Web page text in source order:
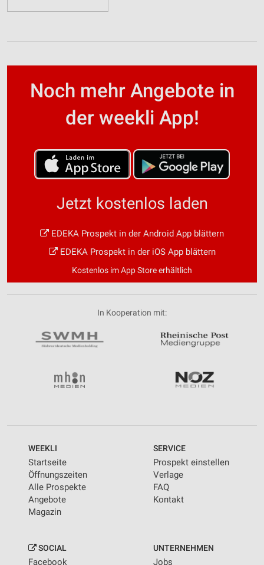
Noch mehr Angebote in
der weekli App!
Jetzt kostenlos laden
EDEKA Prospekt in der Android App blättern
EDEKA Prospekt in der iOS App blättern
Kostenlos im App Store erhältlich
In Kooperation mit:
WEEKLI
Startseite
Öffnungszeiten
Alle Prospekte
Angebote
Magazin
SERVICE
Prospekt einstellen
Verlage
FAQ
Kontakt
SOCIAL
Facebook
UNTERNEHMEN
Jobs